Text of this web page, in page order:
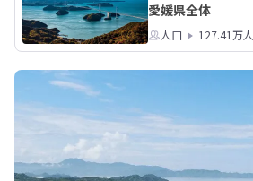
愛媛県全体
人口 127.41万人